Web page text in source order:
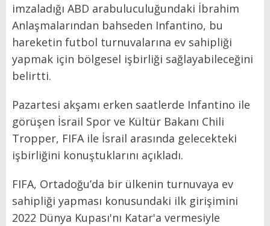
imzaladığı ABD arabuluculuğundaki İbrahim
Anlaşmalarından bahseden Infantino, bu
hareketin futbol turnuvalarına ev sahipliği
yapmak için bölgesel işbirliği sağlayabileceğini
belirtti.
Pazartesi akşamı erken saatlerde Infantino ile
görüşen İsrail Spor ve Kültür Bakanı Chili
Tropper, FIFA ile İsrail arasında gelecekteki
işbirliğini konuştuklarını açıkladı.
FIFA, Ortadoğu’da bir ülkenin turnuvaya ev
sahipliği yapması konusundaki ilk girişimini
2022 Dünya Kupası'nı Katar'a vermesiyle